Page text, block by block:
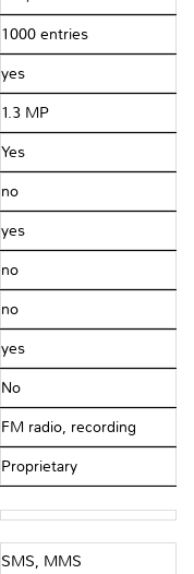
1000 entries
yes
1.3 MP
Yes
no
yes
no
no
yes
No
FM radio, recording
Proprietary
SMS, MMS